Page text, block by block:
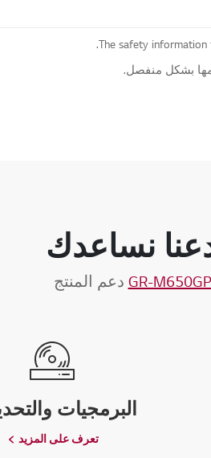
The safety information
بشكل منفصل.
نساعدك
GR- دعم المنتج
البرمجيات
تعرف على المزيد